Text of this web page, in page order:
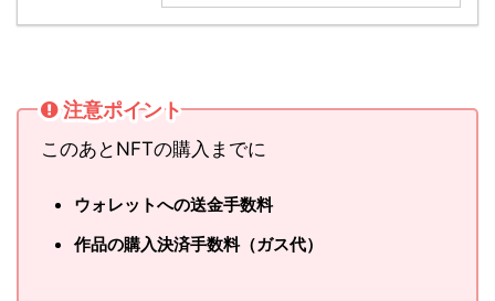
注意ポイント
このあとNFTの購入までに
ウォレットへの送金手数料
作品の購入決済手数料（ガス代）